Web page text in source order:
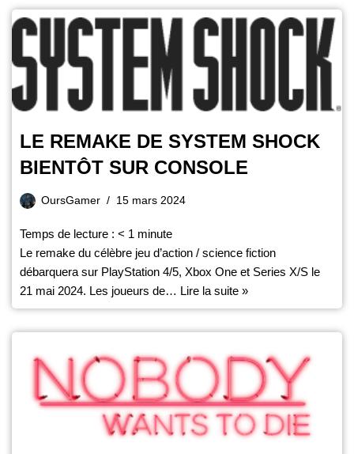
LE REMAKE DE SYSTEM SHOCK
BIENTÔT SUR CONSOLE
OursGamer 15 mars 2024
Temps de lecture : < 1 minute
Le remake du célèbre jeu d’action / science fiction
débarquera sur PlayStation 4/5, Xbox One et Series X/S le
21 mai 2024. Les joueurs de… Lire la suite »